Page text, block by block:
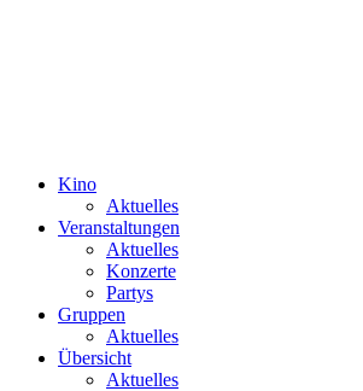
Kino
Aktuelles
Veranstaltungen
Aktuelles
Konzerte
Partys
Gruppen
Aktuelles
Übersicht
Aktuelles